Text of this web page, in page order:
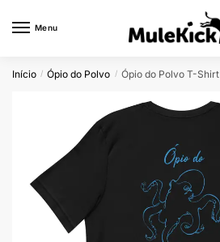
Menu
Início / Ópio do Polvo / Ópio do Polvo T-Shirt